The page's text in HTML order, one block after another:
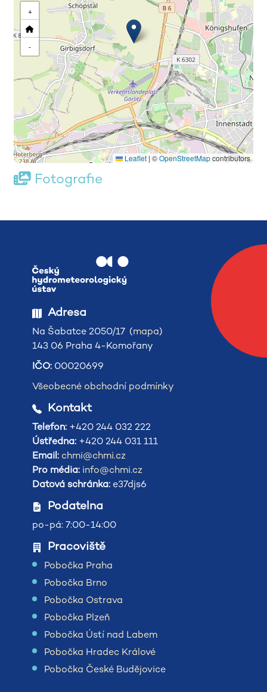
+
-
Leaflet | ©OpenStreetMapcontributors
Fotografie
Adresa
Na Šabatce 2050/17 (mapa)
143 06 Praha 4-Komořany
IČO: 00020699
Všeobecné obchodní podmínky
Kontakt
Telefon: +420 244 032 222
Ústředna: +420 244 031 111
Email: chmi@chmi.cz
Pro média: info@chmi.cz
Datová schránka: e37djs6
Podatelna
po-pá: 7:00-14:00
Pracoviště
Pobočka Praha
Pobočka Brno
Pobočka Ostrava
Pobočka Plzeň
Pobočka Ústí nad Labem
Pobočka Hradec Králové
Pobočka České Budějovice